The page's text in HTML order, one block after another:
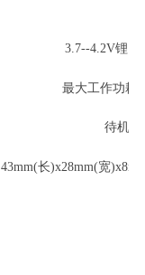
3.7--4.2V锂电
最大工作功耗
待机
43mm(长)x28mm(宽